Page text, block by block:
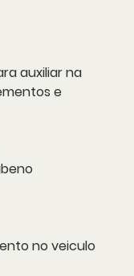
auxiliar na
e
no veiculo